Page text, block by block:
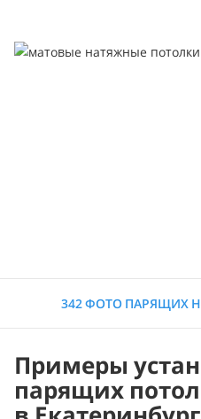
342 ФОТО ПАРЯЩИХ
Примеры
парящих